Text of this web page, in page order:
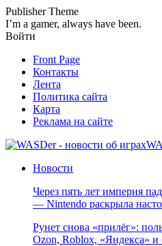
Publisher Theme
I’m a gamer, always have been.
Войти
Front Page
Контакты
Лента
Политика сайта
Карта
Реклама на сайте
Новости
Через пять лет империя
— Nintendo раскрыла
Рунет снова «прилёг»:
Ozon, Roblox, «Яндекса» и